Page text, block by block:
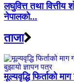
लघुवित्त तथा
नेपालको...
ताजा
मूल्यवृद्धि फिर्ताको